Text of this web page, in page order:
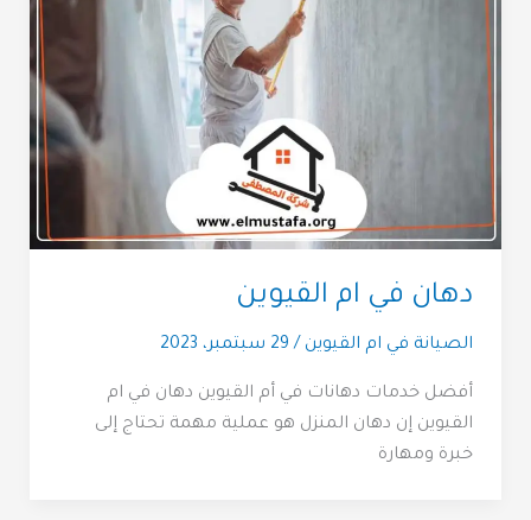
دهان في ام القيوين
الصيانة في ام القيوين / 29 سبتمبر، 2023
أفضل خدمات دهانات في أم القيوين دهان في ام
القيوين إن دهان المنزل هو عملية مهمة تحتاج إلى
خبرة ومهارة